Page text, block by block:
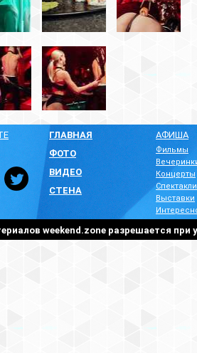
ГЛАВНАЯ
ФОТО
ВИДЕО
СТЕНА
АФИША
Фильмы
Концерты
Спектакли
Выставки
weekend.zone разрешается